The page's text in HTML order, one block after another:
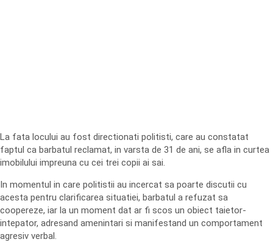
La fata locului au fost directionati politisti, care au constatat
faptul ca barbatul reclamat, in varsta de 31 de ani, se afla in curtea
imobilului impreuna cu cei trei copii ai sai.
In momentul in care politistii au incercat sa poarte discutii cu
acesta pentru clarificarea situatiei, barbatul a refuzat sa
coopereze, iar la un moment dat ar fi scos un obiect taietor-
intepator, adresand amenintari si manifestand un comportament
agresiv verbal.